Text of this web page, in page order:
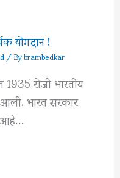
योगदान !
/ Bybrambedkar
रोजी भारतीय
भारत सरकार